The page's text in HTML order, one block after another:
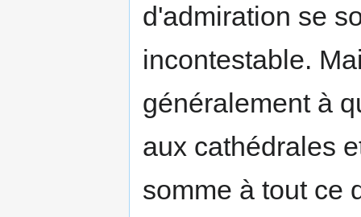
d'admiration se
incontestable.
généralement à
aux cathédrales
somme à tout ce